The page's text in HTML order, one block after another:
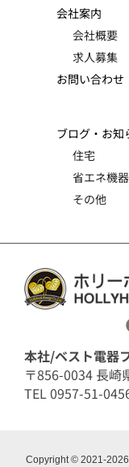
会社案内
会社概要
求人募集
お問い合わせ
ブログ・お知
住宅
省エネ機器
その他
本社/ベスト電器
〒856-0034 長崎
TEL 0957-51-
Copyright © 2021-